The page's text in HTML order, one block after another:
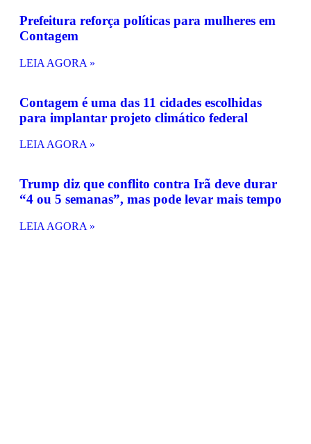
Prefeitura reforça políticas para mulheres em
Contagem
LEIA AGORA »
Contagem é uma das 11 cidades escolhidas
para implantar projeto climático federal
LEIA AGORA »
Trump diz que conflito contra Irã deve durar
“4 ou 5 semanas”, mas pode levar mais tempo
LEIA AGORA »